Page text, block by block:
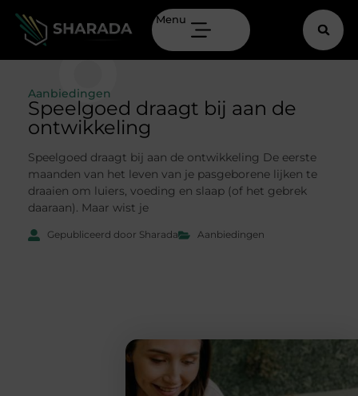
Menu
Aanbiedingen
Speelgoed draagt bij aan de
ontwikkeling
Speelgoed draagt bij aan de ontwikkeling De eerste
maanden van het leven van je pasgeborene lijken te
draaien om luiers, voeding en slaap (of het gebrek
daaraan). Maar wist je
Gepubliceerd door Sharada Aanbiedingen